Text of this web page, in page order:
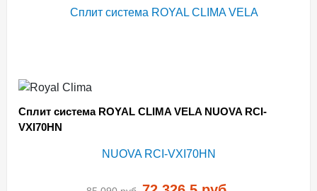
Сплит система ROYAL CLIMA VELA NUOVA RCI-
VXI70HN